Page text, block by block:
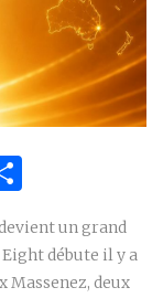
un grand
débute il y a
Massenez, deux